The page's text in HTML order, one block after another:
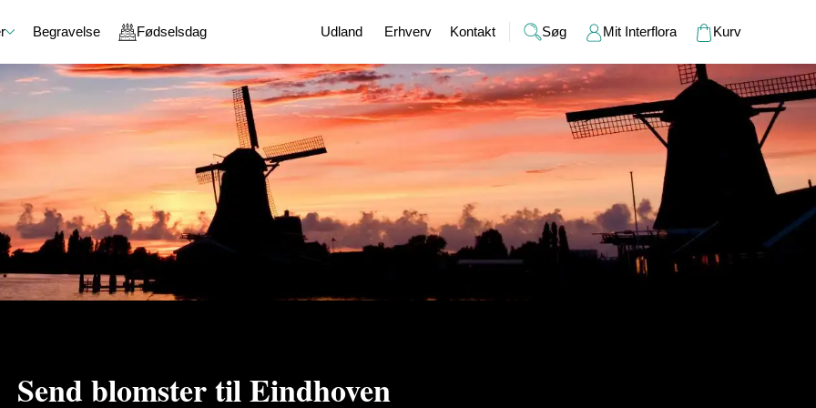
Gavekurve med chokolade
Gavekurve med vin
Gavekurve med øl og spiritus
Gavekurve med blomster
Gavekurve med specialiteter
Sammensæt din egen gavekurv
Chokolade
Karamel
Specialiteter
Alkohol
Champagne og bobler
Spiritus
Vin
Øl
Duftlys
Vaser
ven
En kærlig tanke
God bedring
Held og lykke
Tak for sidst
Undskyld
Romantik
Gaveideer til ham
Gaveideer til hende
Indflyttergaver
Værtindegaver
Bryllup
Brudebuketter
Bryllupsgaver
Bryllupsdage
Begravelse Fødselsdag Udland Erhverv Kontakt Søg Mit Interflora Kurv
Send blomster til Eindhoven